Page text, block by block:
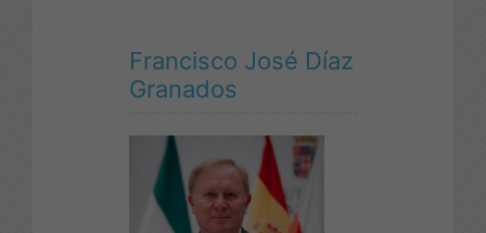
Francisco José Díaz
Granados